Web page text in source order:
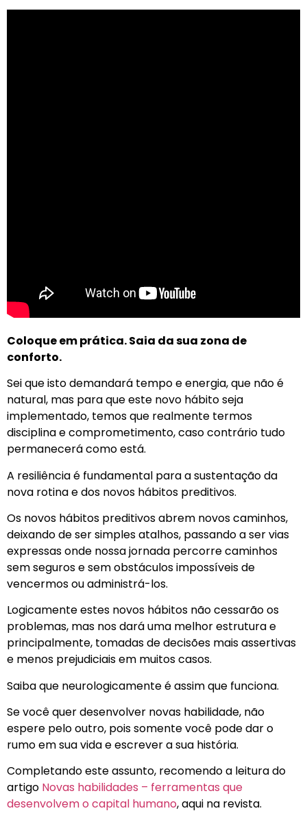
Coloque em prática. Saia da sua zona de
conforto.
Sei que isto demandará tempo e energia, que não é
natural, mas para que este novo hábito seja
implementado, temos que realmente termos
disciplina e comprometimento, caso contrário tudo
permanecerá como está.
A resiliência é fundamental para a sustentação da
nova rotina e dos novos hábitos preditivos.
Os novos hábitos preditivos abrem novos caminhos,
deixando de ser simples atalhos, passando a ser vias
expressas onde nossa jornada percorre caminhos
sem seguros e sem obstáculos impossíveis de
vencermos ou administrá-los.
Logicamente estes novos hábitos não cessarão os
problemas, mas nos dará uma melhor estrutura e
principalmente, tomadas de decisões mais assertivas
e menos prejudiciais em muitos casos.
Saiba que neurologicamente é assim que funciona.
Se você quer desenvolver novas habilidade, não
espere pelo outro, pois somente você pode dar o
rumo em sua vida e escrever a sua história.
Completando este assunto, recomendo a leitura do
artigo Novas habilidades – ferramentas que
desenvolvem o capital humano, aqui na revista.